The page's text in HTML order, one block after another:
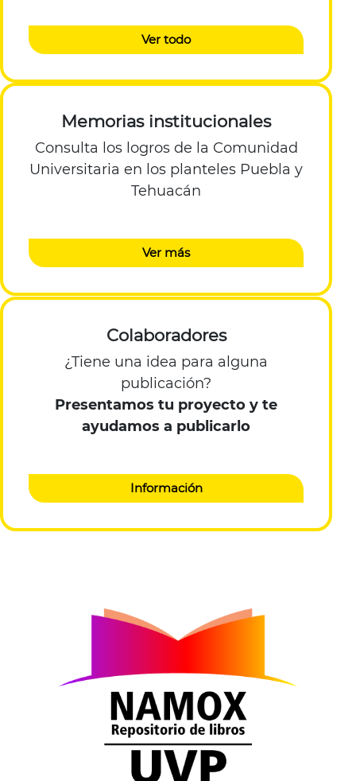
Ver todo
Memorias institucionales
Consulta los logros de la Comunidad
Universitaria en los planteles Puebla y
Tehuacán
Ver más
Colaboradores
¿Tiene una idea para alguna
publicación?
Presentamos tu proyecto y te
ayudamos a publicarlo
Información